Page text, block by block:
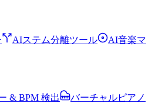
AIステム分離ツール
AI音楽マ
& BPM 検出
バーチャルピアノ